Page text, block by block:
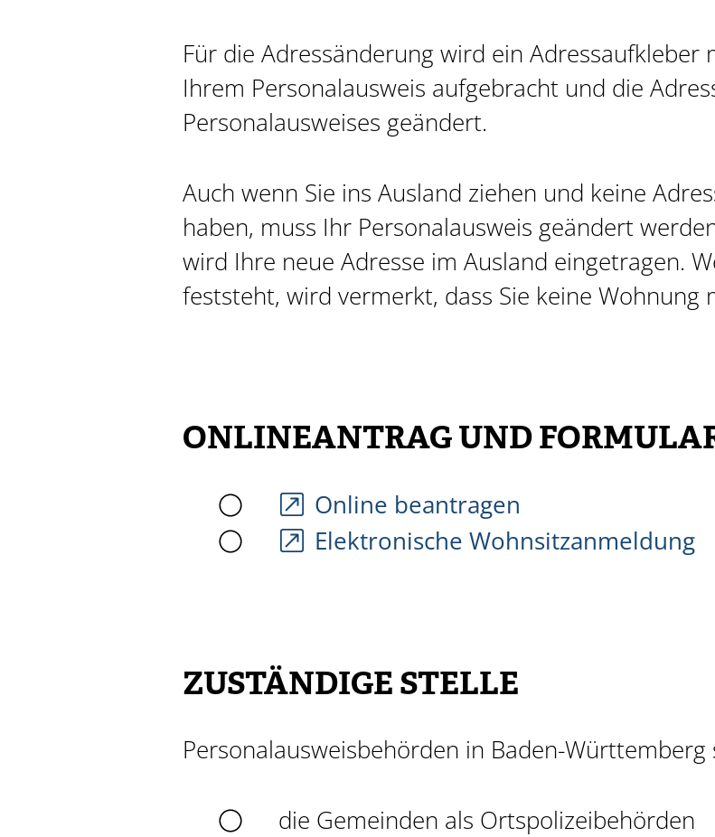
Für die Adressänderung wird ein
Ihrem Personalausweis aufgebracht und die
Personalausweises geändert.
Auch wenn Sie ins Ausland ziehen und keine
haben, muss Ihr Personalausweis geändert
wird Ihre neue Adresse im Ausland eingetragen.
feststeht, wird vermerkt, dass Sie keine
ONLINEANTRAG UND
Online beantragen
Elektronische Wohnsitzanmeldung
ZUSTÄNDIGE STELLE
Personalausweisbehörden in Baden-Württemberg
die Gemeinden als Ortspolizeibehörden